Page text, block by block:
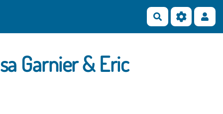
Rechercher
Garnier & Eric